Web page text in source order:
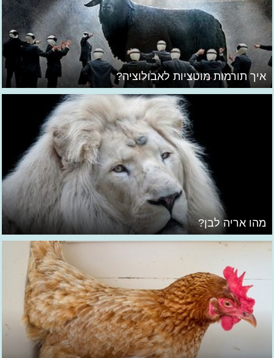
איך תורמות מוטציות לאבולוציה?
מהו אריה לבן?